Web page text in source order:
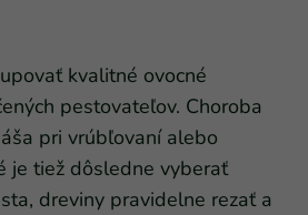
kvalitné ovocné
pestovateľov. Choroba
pri vrúbľovaní alebo
je tiež dôsledne vyberať
dreviny pravidelne rezať a